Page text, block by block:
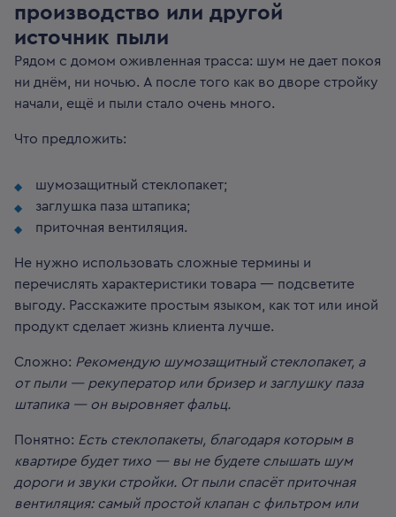
производство или другой
источник пыли
Рядом с домом оживленная трасса: шум не дает покоя
ни днём, ни ночью. А после того как во дворе стройку
начали, ещё и пыли стало очень много.
Что предложить:
шумозащитный стеклопакет;
заглушка паза штапика;
приточная вентиляция.
Не нужно использовать сложные термины и
перечислять характеристики товара — подсветите
выгоду. Расскажите простым языком, как тот или иной
продукт сделает жизнь клиента лучше.
Сложно: Рекомендую шумозащитный стеклопакет, а
от пыли — рекуператор или бризер и заглушку паза
штапика — он выровняет фальц.
Понятно: Есть стеклопакеты, благодаря которым в
квартире будет тихо — вы не будете слышать шум
дороги и звуки стройки. От пыли спасёт приточная
вентиляция: самый простой клапан с фильтром или